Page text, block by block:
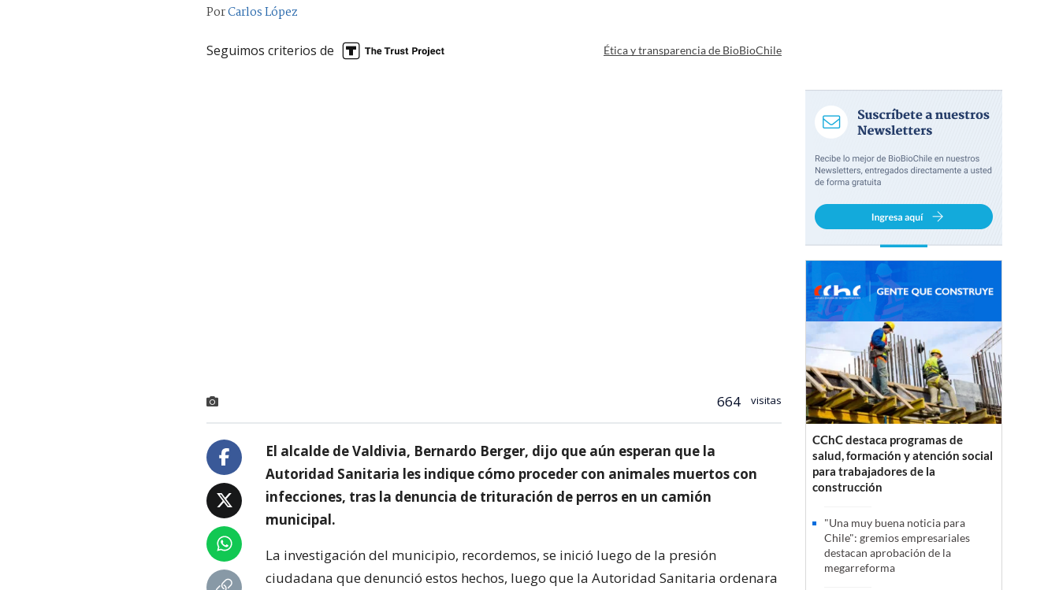
PorCarlos López
Seguimos criterios de Ética y transparencia de BioBioChile
664 visitas
El alcalde de Valdivia, Bernardo Berger, dijo que aún esperan que la
Autoridad Sanitaria les indique cómo proceder con animales muertos con
infecciones, tras la denuncia de trituración de perros en un camión
municipal.
La investigación del municipio, recordemos, se inició luego de la presión
ciudadana que denunció estos hechos, luego que la Autoridad Sanitaria ordenara
CChC destaca programas de
salud, formación y atención social
para trabajadores de la
construcción
"Una muy buena noticia para
Chile": gremios empresariales
destacan aprobación de la
megarreforma